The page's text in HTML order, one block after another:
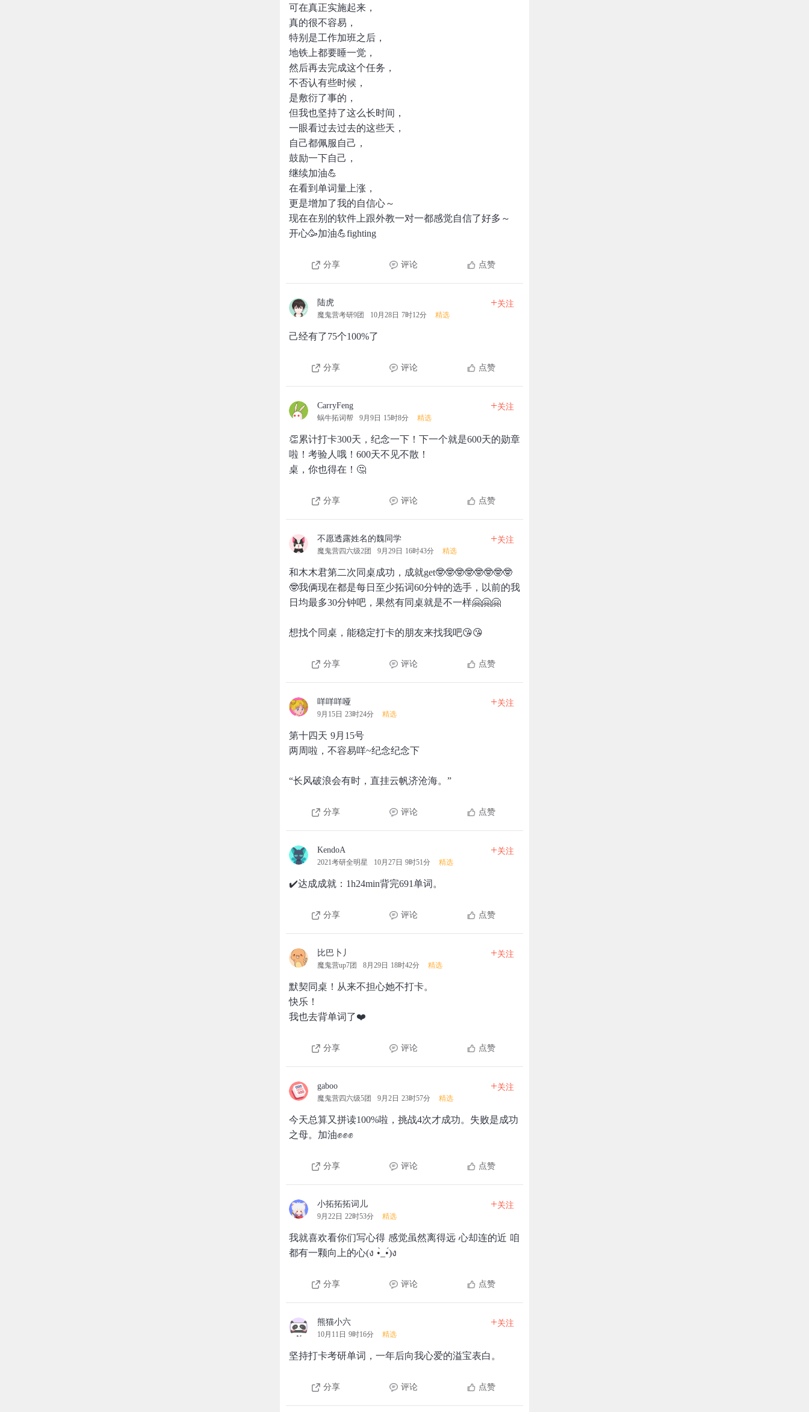
可在真正实施起来，
真的很不容易，
特别是工作加班之后，
地铁上都要睡一觉，
然后再去完成这个任务，
不否认有些时候，
是敷衍了事的，
但我也坚持了这么长时间，
一眼看过去过去的这些天，
自己都佩服自己，
鼓励一下自己，
继续加油💪
在看到单词量上涨，
更是增加了我的自信心～
现在在别的软件上跟外教一对一都感觉自信了好多～
开心🥳加油💪fighting
分享 评论 点赞
陆虎
魔鬼营考研9团 10月28日 7时12分 精选
+关注
己经有了75个100%了
分享 评论 点赞
CarryFeng
蜗牛拓词帮 9月9日 15时8分 精选
+关注
👏累计打卡300天，纪念一下！下一个就是600天的勋章
啦！考验人哦！600天不见不散！
桌，你也得在！🤔
分享 评论 点赞
不愿透露姓名的魏同学
魔鬼营四六级2团 9月29日 16时43分 精选
+关注
和木木君第二次同桌成功，成就get🤓🤓🤓🤓🤓🤓🤓🤓
🤓我俩现在都是每日至少拓词60分钟的选手，以前的我
日均最多30分钟吧，果然有同桌就是不一样🤗🤗🤗
想找个同桌，能稳定打卡的朋友来找我吧😘😘
分享 评论 点赞
咩咩咩哑
9月15日 23时24分 精选
+关注
第十四天 9月15号
两周啦，不容易咩~纪念纪念下
“长风破浪会有时，直挂云帆济沧海。”
分享 评论 点赞
KendoA
2021考研全明星 10月27日 9时51分 精选
+关注
✔️达成成就：1h24min背完691单词。
分享 评论 点赞
比巴卜丿
魔鬼营up7团 8月29日 18时42分 精选
+关注
默契同桌！从来不担心她不打卡。
快乐！
我也去背单词了❤️
分享 评论 点赞
gaboo
魔鬼营四六级5团 9月2日 23时57分 精选
+关注
今天总算又拼读100%啦，挑战4次才成功。失败是成功
之母。加油✊✊✊
分享 评论 点赞
小拓拓拓词儿
9月22日 22时53分 精选
+关注
我就喜欢看你们写心得 感觉虽然离得远 心却连的近 咱
都有一颗向上的心(ง •̀_•́)ง
分享 评论 点赞
熊猫小六
10月11日 9时16分 精选
+关注
坚持打卡考研单词，一年后向我心爱的溢宝表白。
分享 评论 点赞